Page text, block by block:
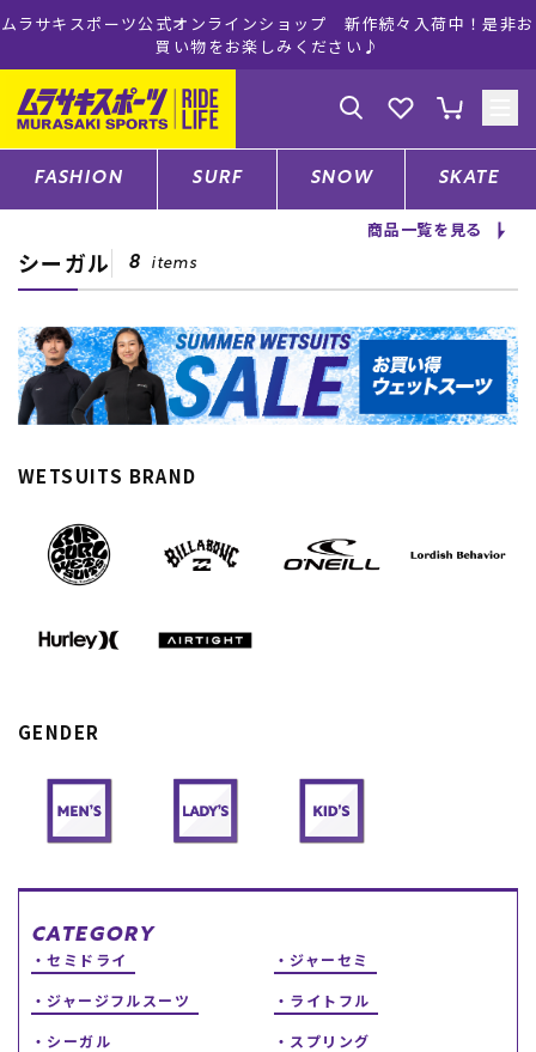
ムラサキスポーツ公式オンラインショップ 新作続々入荷中！是非お
買い物をお楽しみください♪
ゲスト様
ログイン 会員登録
CATEGORY
スノーTOP
スケートTOP
ブランド一覧
特集一覧
中古/アウトレット サー
中古/アウトレット スノ
ー
ご利用ガイド
会員ランク
よくある質問
店舗一覧
お問い合わせ
ニュース
FASHION SURF SNOW SKATE
商品一覧を見る
シーガル 8 items
WETSUITS BRAND
GENDER
CATEGORY
セミドライ
ジャーセミ
ジャージフルスーツ
ライトフル
シーガル
スプリング